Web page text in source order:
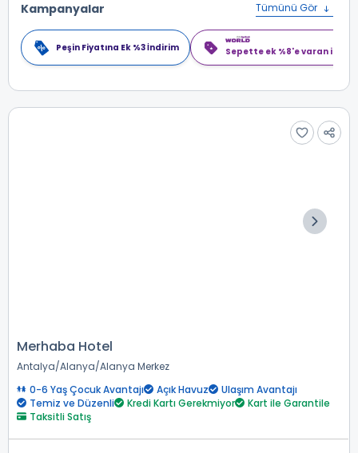
Kampanyalar Tümünü Gör
Peşin Fiyatına Ek %3 İndirim Sepette ek %8'e varan
Merhaba Hotel
Antalya Alanya Alanya Merkez
0-6 Yaş Çocuk Avantajı
Açık Havuz
Ulaşım Avantajı
Temiz ve Düzenli
Kredi Kartı Gerekmiyor
Kart ile Garantile
Taksitli Satış